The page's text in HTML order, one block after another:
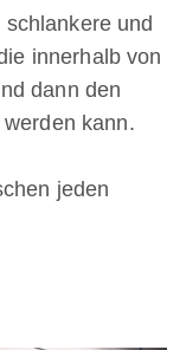
und
innerhalb von
dann den
kann.
jeden